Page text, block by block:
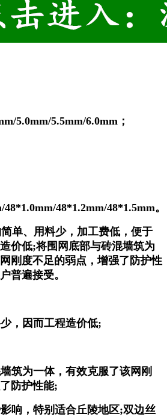
5.0mm/5.5mm/6.0mm；
48*1.2mm/48*1.5mm。
单、用料少，加工费低，便于
价低;将围网底部与砖混墙筑为
刚度不足的弱点，增强了防护性
普遍接受。
，因而工程造价低;
筑为一体，有效克服了该网刚
防护性能;
响，特别适合丘陵地区;双边丝